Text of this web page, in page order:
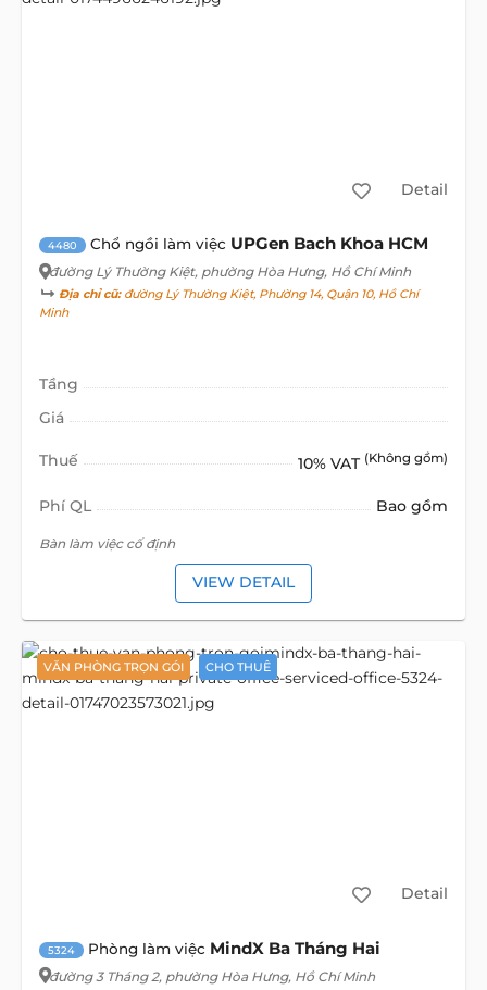
Detail
4480 Chổ ngồi làm việc UPGen Bach Khoa HCM
đường Lý Thường Kiệt, phường Hòa Hưng, Hồ Chí Minh
Địa chỉ cũ:đường Lý Thường Kiệt, Phường 14, Quận 10, Hồ Chí
Minh
Tầng
Giá
Thuế 10% VAT (Không gồm)
Phí QL Bao gồm
Bàn làm việc cố định
VIEW DETAIL
VĂN PHÒNG TRỌN GÓI CHO THUÊ
Detail
5324 Phòng làm việc MindX Ba Tháng Hai
đường 3 Tháng 2, phường Hòa Hưng, Hồ Chí Minh